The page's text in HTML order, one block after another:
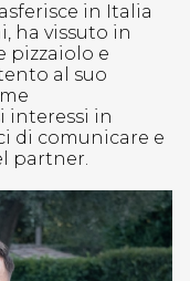
in Italia
ha vissuto in
pizzaiolo e
al suo
interessi in
di comunicare e
partner.